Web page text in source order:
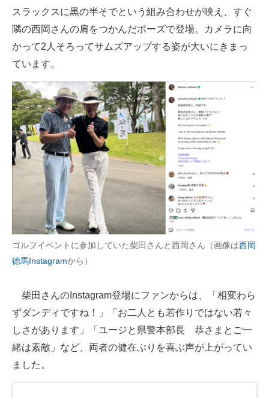
スラックスに黒の半そでという組み合わせが映え、すぐ
隣の西岡さんの肩をつかんだポーズで登場。カメラに向
かって2人そろってサムズアップする姿が大いにきまっ
ています。
ゴルフイベントに参加していた柴田さんと西岡さん（画像は西岡
徳馬Instagramから）
柴田さんのInstagram登場にファンからは、「相変わら
ずダンディですね！」「お二人とも若作りではない若々
しさがあります」「ユージと県警本部長 恭さまとご一
緒は素敵」など、両者の健在ぶりを喜ぶ声が上がってい
ました。